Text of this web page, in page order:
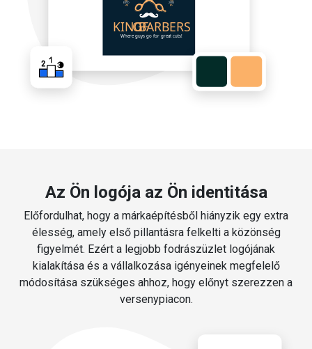
Az Ön logója az Ön identitása
Előfordulhat, hogy a márkaépítésből hiányzik egy extra
élesség, amely első pillantásra felkelti a közönség
figyelmét. Ezért a legjobb fodrászüzlet logójának
kialakítása és a vállalkozása igényeinek megfelelő
módosítása szükséges ahhoz, hogy előnyt szerezzen a
versenypiacon.